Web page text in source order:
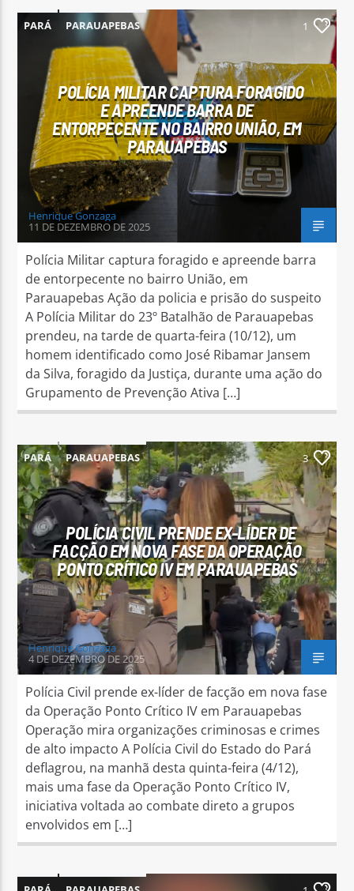
PARÁ PARAUAPEBAS 1
POLÍCIA MILITAR CAPTURA FORAGIDO
E APREENDE BARRA DE
ENTORPECENTE NO BAIRRO UNIÃO, EM
PARAUAPEBAS
Henrique Gonzaga
11 DE DEZEMBRO DE 2025
Polícia Militar captura foragido e apreende barra
de entorpecente no bairro União, em
Parauapebas Ação da policia e prisão do suspeito
A Polícia Militar do 23º Batalhão de Parauapebas
prendeu, na tarde de quarta-feira (10/12), um
homem identificado como José Ribamar Jansem
da Silva, foragido da Justiça, durante uma ação do
Grupamento de Prevenção Ativa […]
PARÁ PARAUAPEBAS 3
POLÍCIA CIVIL PRENDE EX-LÍDER DE
FACÇÃO EM NOVA FASE DA OPERAÇÃO
PONTO CRÍTICO IV EM PARAUAPEBAS
Henrique Gonzaga
4 DE DEZEMBRO DE 2025
Polícia Civil prende ex-líder de facção em nova fase
da Operação Ponto Crítico IV em Parauapebas
Operação mira organizações criminosas e crimes
de alto impacto A Polícia Civil do Estado do Pará
deflagrou, na manhã desta quinta-feira (4/12),
mais uma fase da Operação Ponto Crítico IV,
iniciativa voltada ao combate direto a grupos
envolvidos em […]